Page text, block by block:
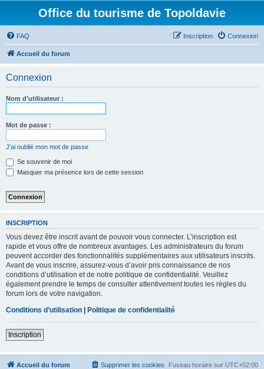
Office du tourisme de Topoldavie
FAQ Connexion
Inscription
Accueil du forum
Connexion
Nom d’utilisateur :
Mot de passe :
J’ai oublié mon mot de passe
Se souvenir de moi
Masquer ma présence lors de cette session
INSCRIPTION
Vous devez être inscrit avant de pouvoir vous connecter. L’inscription est
rapide et vous offre de nombreux avantages. Les administrateurs du forum
peuvent accorder des fonctionnalités supplémentaires aux utilisateurs inscrits.
Avant de vous inscrire, assurez-vous d’avoir pris connaissance de nos
conditions d’utilisation et de notre politique de confidentialité. Veuillez
également prendre le temps de consulter attentivement toutes les règles du
forum lors de votre navigation.
Conditions d’utilisation | Politique de confidentialité
Inscription
Accueil du forum Fuseau horaire sur UTC+02:00
Supprimer les cookies